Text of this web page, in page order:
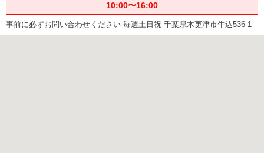
10:00〜16:00
事前に必ずお問い合わせください 毎週土日祝 千葉県木更津市牛込536-1